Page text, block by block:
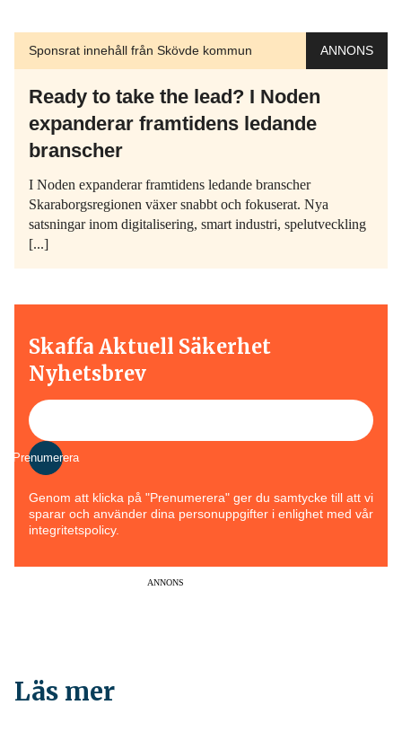
Sponsrat innehåll från Skövde kommun ANNONS
Ready to take the lead? I Noden
expanderar framtidens ledande
branscher
I Noden expanderar framtidens ledande branscher
Skaraborgsregionen växer snabbt och fokuserat. Nya
satsningar inom digitalisering, smart industri, spelutveckling
[...]
Skaffa Aktuell Säkerhet
Nyhetsbrev
Prenumerera
Genom att klicka på "Prenumerera" ger du samtycke till att vi
sparar och använder dina personuppgifter i enlighet med vår
integritetspolicy.
ANNONS
Läs mer